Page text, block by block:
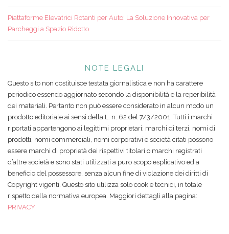
Piattaforme Elevatrici Rotanti per Auto: La Soluzione Innovativa per
Parcheggi a Spazio Ridotto
NOTE LEGALI
Questo sito non costituisce testata giornalistica e non ha carattere
periodico essendo aggiornato secondo la disponibilità e la reperibilità
dei materiali. Pertanto non può essere considerato in alcun modo un
prodotto editoriale ai sensi della L. n. 62 del 7/3/2001. Tutti i marchi
riportati appartengono ai legittimi proprietari; marchi di terzi, nomi di
prodotti, nomi commerciali, nomi corporativi e società citati possono
essere marchi di proprietà dei rispettivi titolari o marchi registrati
d’altre società e sono stati utilizzati a puro scopo esplicativo ed a
beneficio del possessore, senza alcun fine di violazione dei diritti di
Copyright vigenti. Questo sito utilizza solo cookie tecnici, in totale
rispetto della normativa europea. Maggiori dettagli alla pagina:
PRIVACY